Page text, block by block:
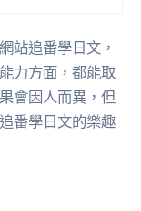
站追番學日文，
力方面，都能取
會因人而異，但
番學日文的樂趣